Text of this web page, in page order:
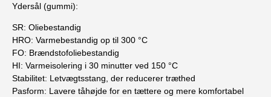
Ydersål (gummi):
SR: Oliebestandig
HRO: Varmebestandig op til 300 °C
FO: Brændstofoliebestandig
HI: Varmeisolering i 30 minutter ved 150 °C
Stabilitet: Letvægtsstang, der reducerer træthed
Pasform: Lavere tåhøjde for en tættere og mere komfortabel